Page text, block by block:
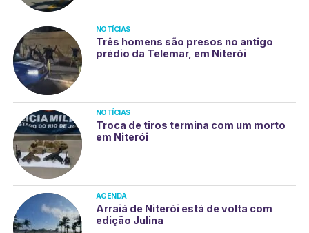
NOTÍCIAS
Três homens são presos no antigo
prédio da Telemar, em Niterói
NOTÍCIAS
Troca de tiros termina com um morto
em Niterói
AGENDA
Arraiá de Niterói está de volta com
edição Julina